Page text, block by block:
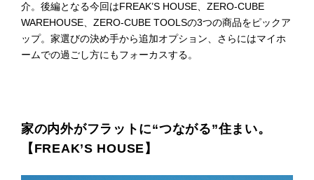
企業の
方へ
お問い
報
介。後編となる今回はFREAK’S HOUSE、ZERO-CUBE
WAREHOUSE、ZERO-CUBE TOOLSの3つの商品をピックア
ップ。家選びの決め手から追加オプション、さらにはマイホ
ームでの過ごし方にもフォーカスする。
家の内外がフラットに“つながる”住まい。
【FREAK’S HOUSE】